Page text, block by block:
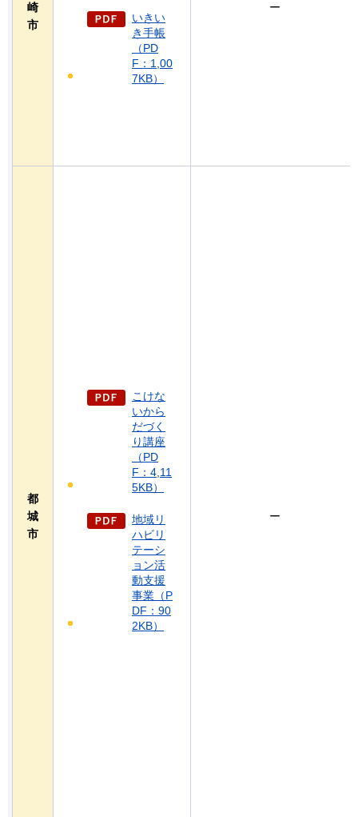
崎
市
いきい
き手帳
（PD
F：1,00
7KB）
ー
都
城
市
こけな
いから
だづく
り講座
（PD
F：4,11
5KB）
地域リ
ハビリ
テーシ
ョン活
動支援
事業（P
DF：90
2KB）
ー